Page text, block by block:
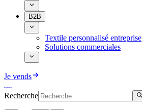
B2B
Textile personnalisé entreprise
Solutions commerciales
Je vends
Recherche